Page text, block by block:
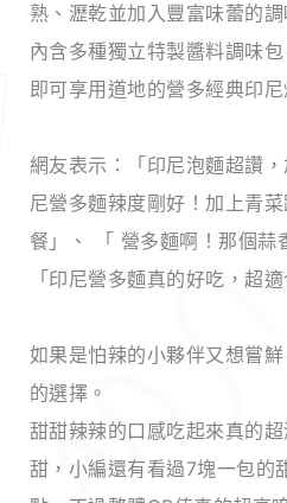
熟、瀝乾並加入豐富味蕾的調
內含多種獨立特製醬料調味
即可享用道地的營多經典印尼
網友表示：「印尼泡麵超讚
尼營多麵辣度剛好！加上青
餐」、 「 營多麵啊！那個蒜
「印尼營多麵真的好吃，超
如果是怕辣的小夥伴又想嘗
的選擇。
甜甜辣辣的口感吃起來真的
甜，小編還有看過7塊一包的